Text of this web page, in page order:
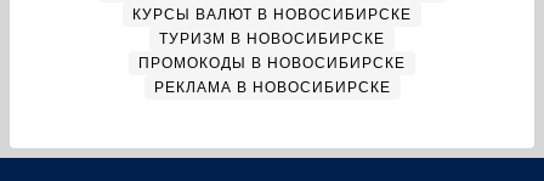
КУРСЫ ВАЛЮТ В НОВОСИБИРСКЕ
ТУРИЗМ В НОВОСИБИРСКЕ
ПРОМОКОДЫ В НОВОСИБИРСКЕ
РЕКЛАМА В НОВОСИБИРСКЕ